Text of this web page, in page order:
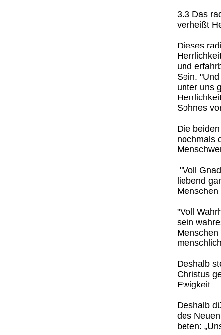
3.3 Das
verheißt
Dieses
und
Sein.
unter uns
Sohnes
Die
nochmals
"Voll
liebend
Menschen
"Voll
sein
Menschen
Deshalb
Christus
Ewigkeit.
Deshalb
des
beten: